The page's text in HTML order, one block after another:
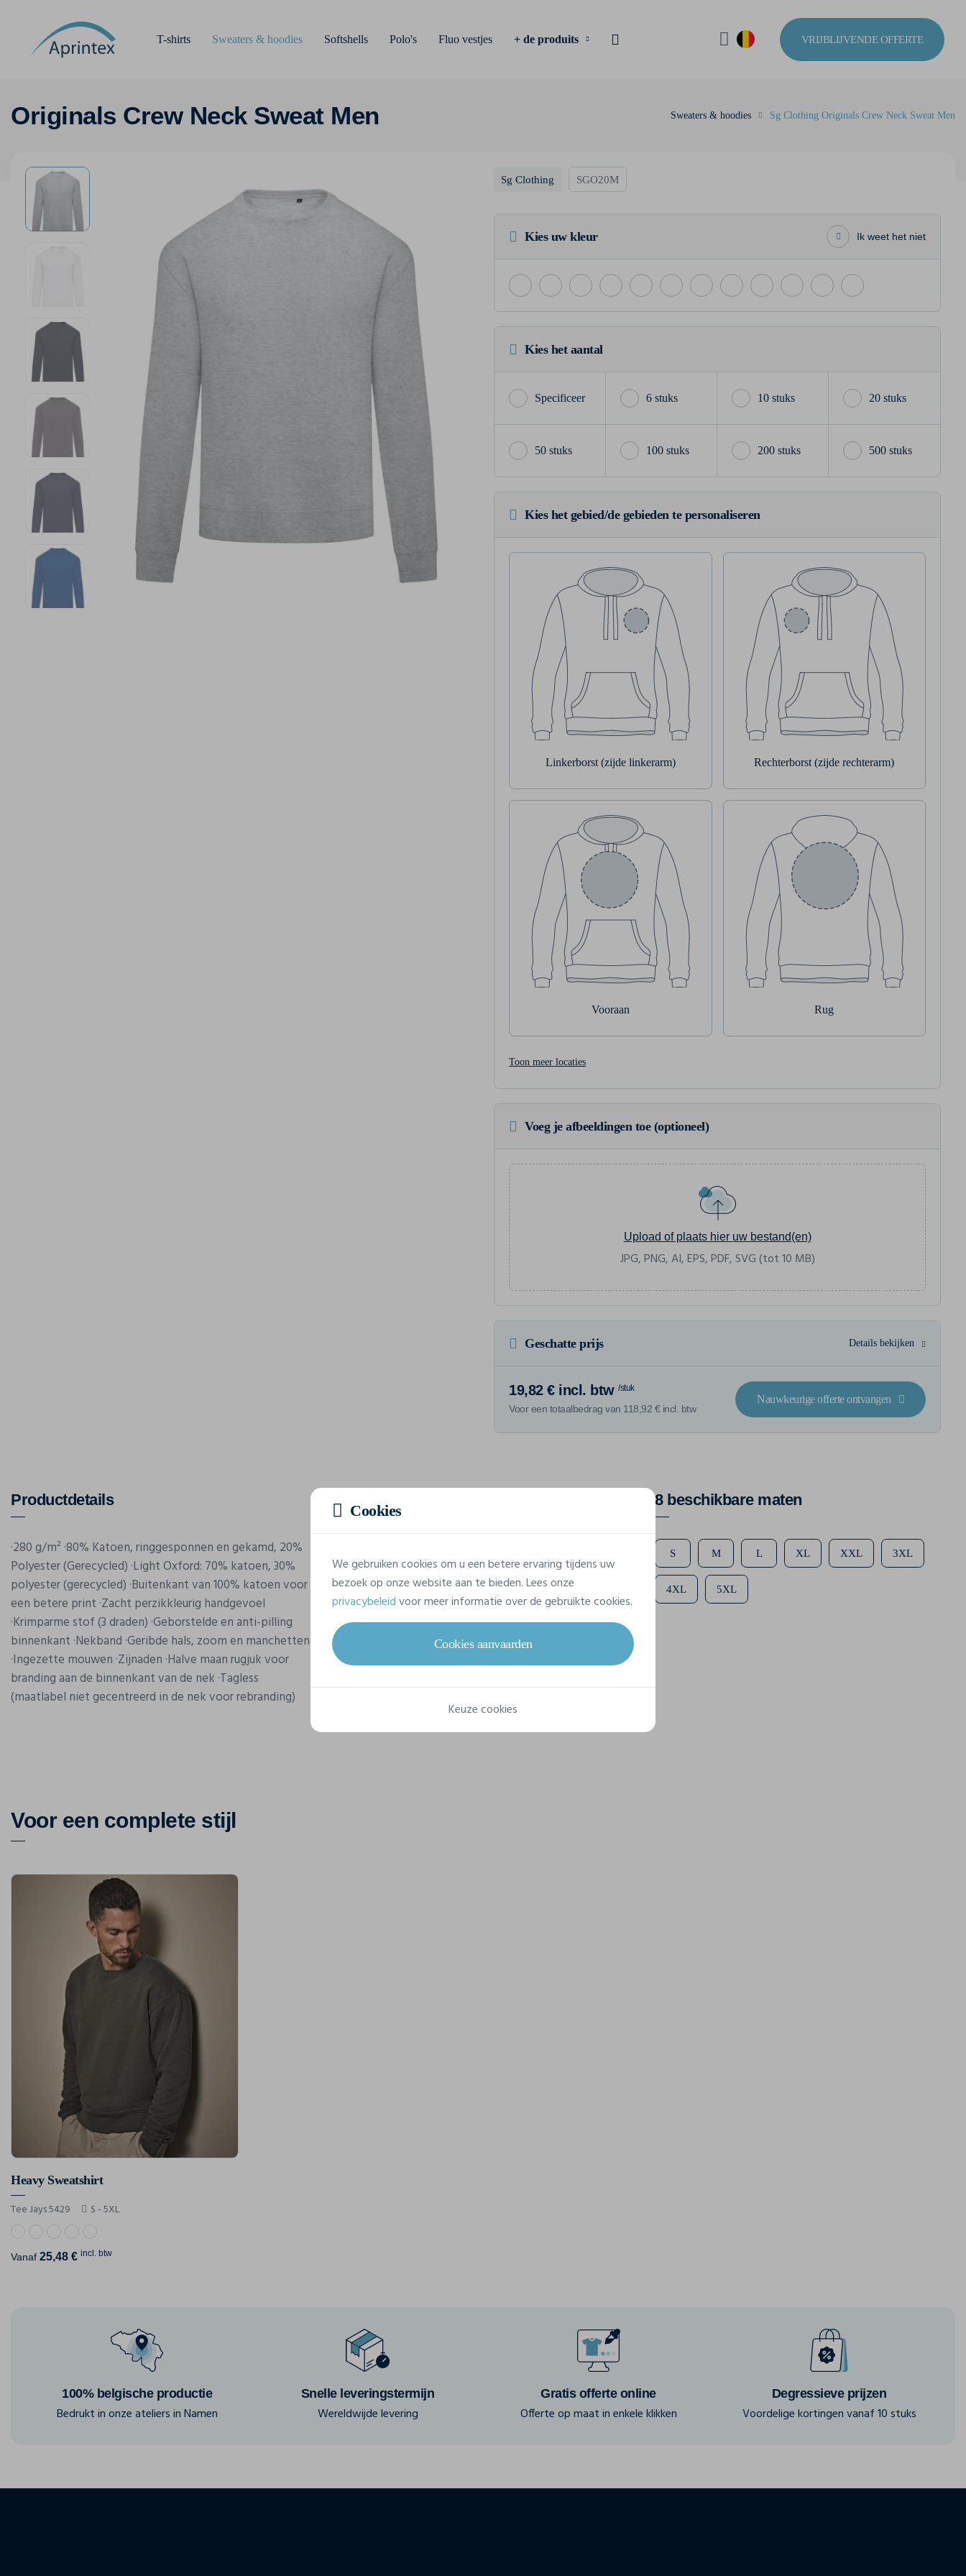
T-shirts Sweaters & hoodies Softshells Polo's Fluo vestjes + de produits VRIJBLIJVENDE OFFERTE
Originals Crew Neck Sweat Men Sweaters & hoodies Sg Clothing Originals Crew Neck Sweat Men
Sg Clothing SGO20M
Kies uw kleur Ik weet het niet
Kies het aantal
6 stuks 10 stuks 20 stuks
50 stuks 100 stuks 200 stuks 500 stuks
Kies het gebied/de gebieden te personaliseren
Linkerborst (zijde linkerarm) Rechterborst (zijde rechterarm)
Vooraan Rug
Toon meer locaties
Voeg je afbeeldingen toe (optioneel)
Upload of plaats hier uw bestand(en)
JPG, PNG, AI, EPS, PDF, SVG (tot 10 MB)
Geschatte prijs Details bekijken
19,82 € incl. btw /stuk
Voor een totaalbedrag van 118,92 € incl. btw
Nauwkeurige offerte ontvangen
Productdetails
·280 g/m² ·80% Katoen, ringgesponnen en gekamd, 20%
Polyester (Gerecycled) ·Light Oxford: 70% katoen, 30%
polyester (gerecycled) ·Buitenkant van 100% katoen voor
een betere print ·Zacht perzikkleurig handgevoel
·Krimparme stof (3 draden) ·Geborstelde en anti-pilling
binnenkant ·Nekband ·Geribde hals, zoom en manchetten
·Ingezette mouwen ·Zijnaden ·Halve maan rugjuk voor
branding aan de binnenkant van de nek ·Tagless
(maatlabel niet gecentreerd in de nek voor rebranding)
Eigenschappen
Referentie
8 beschikbare maten
S M L XL XXL 3XL
4XL 5XL
Voor een complete stijl
Heavy Sweatshirt
Tee Jays 5429 S - 5XL
Vanaf 25,48 € incl. btw
100% belgische productie
Bedrukt in onze ateliers in Namen
Snelle leveringstermijn
Wereldwijde levering
Gratis offerte online
Offerte op maat in enkele klikken
Degressieve prijzen
Voordelige kortingen vanaf 10 stuks
Cookies
We gebruiken cookies om u een betere ervaring tijdens uw
bezoek op onze website aan te bieden. Lees onze
privacybeleidvoor meer informatie over de gebruikte cookies.
Cookies aanvaarden
Keuze cookies